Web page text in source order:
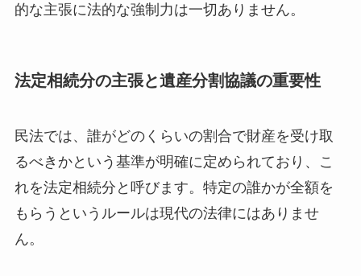
的な主張に法的な強制力は一切ありません。
法定相続分の主張と遺産分割協議の重要性
民法では、誰がどのくらいの割合で財産を受け取
るべきかという基準が明確に定められており、こ
れを法定相続分と呼びます。特定の誰かが全額を
もらうというルールは現代の法律にはありませ
ん。